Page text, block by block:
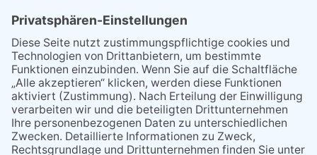
21.04.2026
Wenn Bahn-Computer nicht
miteinander kommunizieren
11.03.2026
"Plakatverbot für überregionale
Demos"
04.02.2026
Gelbe Tonne – Ein kleiner Blick
über den Tellerand